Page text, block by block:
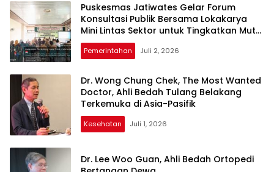
Puskesmas Jatiwates Gelar Forum
Konsultasi Publik Bersama Lokakarya
Mini Lintas Sektor untuk Tingkatkan Mutu
Pelayanan Kesehatan Jombang
Pemerintahan Juli 2, 2026
Dr. Wong Chung Chek, The Most Wanted
Doctor, Ahli Bedah Tulang Belakang
Terkemuka di Asia-Pasifik
Kesehatan Juli 1, 2026
Dr. Lee Woo Guan, Ahli Bedah Ortopedi